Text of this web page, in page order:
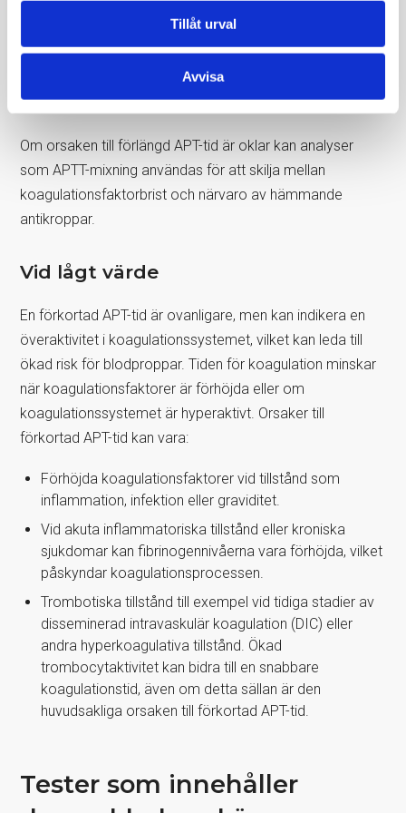
Tillåt urval
Avvisa
kan också förlänga APT-tiden.
koagulationsfaktorer vid transfusion kan orsaka
förlängd APT-tid.
Om orsaken till förlängd APT-tid är oklar kan analyser
som APTT-mixning användas för att skilja mellan
koagulationsfaktorbrist och närvaro av hämmande
antikroppar.
Vid lågt värde
En förkortad APT-tid är ovanligare, men kan indikera en
överaktivitet i koagulationssystemet, vilket kan leda till
ökad risk för blodproppar. Tiden för koagulation minskar
när koagulationsfaktorer är förhöjda eller om
koagulationssystemet är hyperaktivt. Orsaker till
förkortad APT-tid kan vara:
Förhöjda koagulationsfaktorer vid tillstånd som
inflammation, infektion eller graviditet.
Vid akuta inflammatoriska tillstånd eller kroniska
sjukdomar kan fibrinogennivåerna vara förhöjda, vilket
påskyndar koagulationsprocessen.
Trombotiska tillstånd till exempel vid tidiga stadier av
disseminerad intravaskulär koagulation (DIC) eller
andra hyperkoagulativa tillstånd. Ökad
trombocytaktivitet kan bidra till en snabbare
koagulationstid, även om detta sällan är den
huvudsakliga orsaken till förkortad APT-tid.
Tester som innehåller